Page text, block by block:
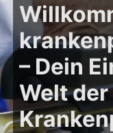
– Dein
Welt der